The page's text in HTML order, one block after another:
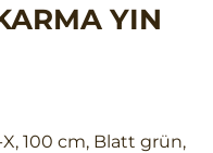
YIN
100 cm, Blatt grün,